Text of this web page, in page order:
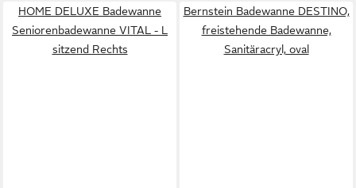
HOME DELUXE Badewanne
Seniorenbadewanne VITAL - L
sitzend Rechts
Bernstein Badewanne DESTINO,
freistehende Badewanne,
Sanitäracryl, oval